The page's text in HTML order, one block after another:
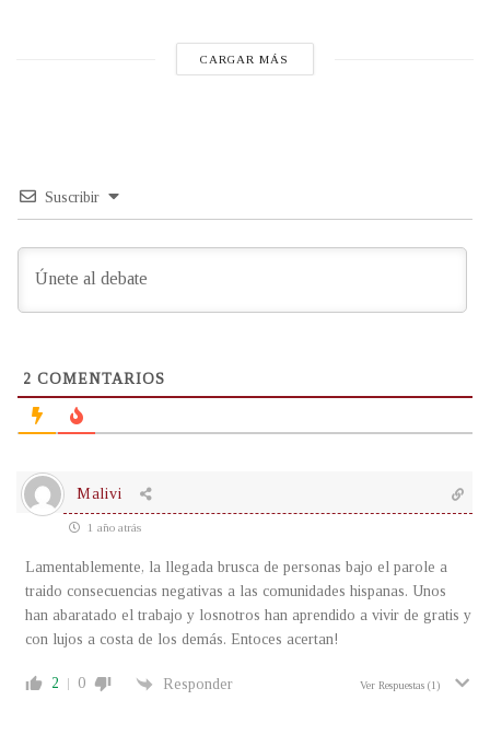
CARGAR MÁS
Suscribir
2 COMENTARIOS
Malivi
1 año atrás
Lamentablemente, la llegada brusca de personas bajo el parole a
traido consecuencias negativas a las comunidades hispanas. Unos
han abaratado el trabajo y losnotros han aprendido a vivir de gratis y
con lujos a costa de los demás. Entoces acertan!
2 0 Responder Ver Respuestas (1)